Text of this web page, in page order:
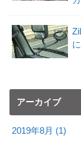
アーカイブ
2019年8月 (1)